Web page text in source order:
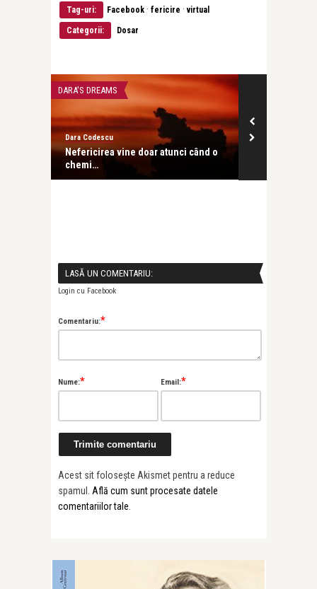
Tag-uri: Facebook · fericire ·virtual
Categorii: Dosar
DARA'S DREAMS
Dara Codescu
Nefericirea vine doar atunci când o
chemi…
LASĂ UN COMENTARIU:
Login cu Facebook
Comentariu:*
Nume:* Email:*
Acest sit folosește Akismet pentru a reduce
spamul. Află cum sunt procesate datele
comentariilor tale